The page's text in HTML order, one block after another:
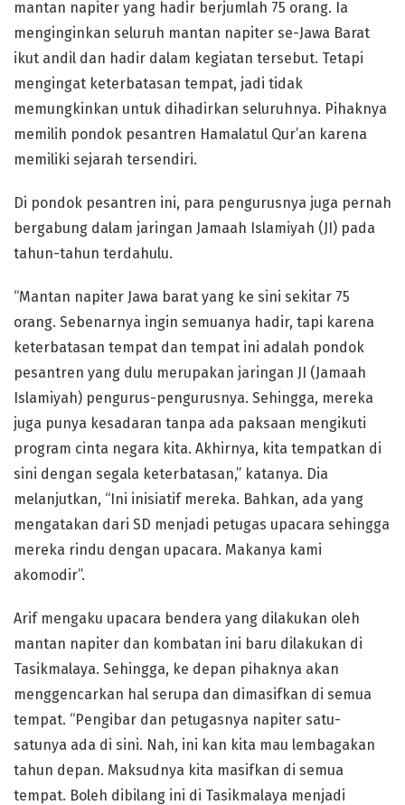
mantan napiter yang hadir berjumlah 75 orang. Ia
menginginkan seluruh mantan napiter se-Jawa Barat
ikut andil dan hadir dalam kegiatan tersebut. Tetapi
mengingat keterbatasan tempat, jadi tidak
memungkinkan untuk dihadirkan seluruhnya. Pihaknya
memilih pondok pesantren Hamalatul Qur’an karena
memiliki sejarah tersendiri.
Di pondok pesantren ini, para pengurusnya juga pernah
bergabung dalam jaringan Jamaah Islamiyah (JI) pada
tahun-tahun terdahulu.
“Mantan napiter Jawa barat yang ke sini sekitar 75
orang. Sebenarnya ingin semuanya hadir, tapi karena
keterbatasan tempat dan tempat ini adalah pondok
pesantren yang dulu merupakan jaringan JI (Jamaah
Islamiyah) pengurus-pengurusnya. Sehingga, mereka
juga punya kesadaran tanpa ada paksaan mengikuti
program cinta negara kita. Akhirnya, kita tempatkan di
sini dengan segala keterbatasan,” katanya. Dia
melanjutkan, “Ini inisiatif mereka. Bahkan, ada yang
mengatakan dari SD menjadi petugas upacara sehingga
mereka rindu dengan upacara. Makanya kami
akomodir”.
Arif mengaku upacara bendera yang dilakukan oleh
mantan napiter dan kombatan ini baru dilakukan di
Tasikmalaya. Sehingga, ke depan pihaknya akan
menggencarkan hal serupa dan dimasifkan di semua
tempat. “Pengibar dan petugasnya napiter satu-
satunya ada di sini. Nah, ini kan kita mau lembagakan
tahun depan. Maksudnya kita masifkan di semua
tempat. Boleh dibilang ini di Tasikmalaya menjadi